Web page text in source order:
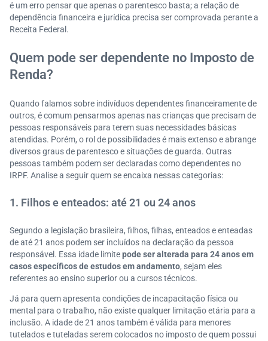
é um erro pensar que apenas o parentesco basta; a relação de
dependência financeira e jurídica precisa ser comprovada perante a
Receita Federal.
Quem pode ser dependente no Imposto de
Renda?
Quando falamos sobre indivíduos dependentes financeiramente de
outros, é comum pensarmos apenas nas crianças que precisam de
pessoas responsáveis para terem suas necessidades básicas
atendidas. Porém, o rol de possibilidades é mais extenso e abrange
diversos graus de parentesco e situações de guarda. Outras
pessoas também podem ser declaradas como dependentes no
IRPF. Analise a seguir quem se encaixa nessas categorias:
1. Filhos e enteados: até 21 ou 24 anos
Segundo a legislação brasileira, filhos, filhas, enteados e enteadas
de até 21 anos podem ser incluídos na declaração da pessoa
responsável. Essa idade limitepode ser alterada para 24 anos em
casos específicos de estudos em andamento, sejam eles
referentes ao ensino superior ou a cursos técnicos.
Já para quem apresenta condições de incapacitação física ou
mental para o trabalho, não existe qualquer limitação etária para a
inclusão. A idade de 21 anos também é válida para menores
tutelados e tuteladas serem colocados no imposto de quem possui